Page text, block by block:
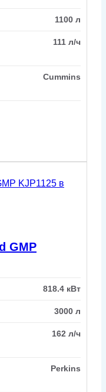
1100 л
111 л/ч
Cummins
GMP
818.4 кВт
3000 л
162 л/ч
Perkins